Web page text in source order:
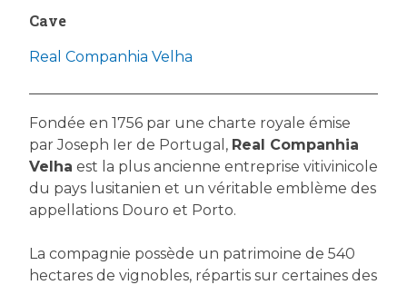
Cave
Real Companhia Velha
Fondée en 1756 par une charte royale émise
par Joseph Ier de Portugal, Real Companhia
Velha est la plus ancienne entreprise vitivinicole
du pays lusitanien et un véritable emblème des
appellations Douro et Porto.
La compagnie possède un patrimoine de 540
hectares de vignobles, répartis sur certaines des